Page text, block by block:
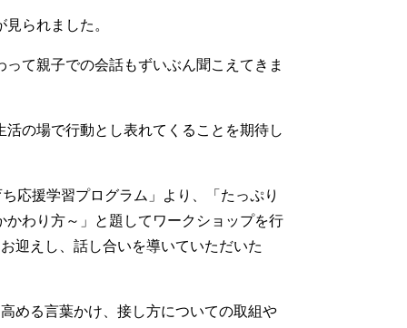
られました。
て親子での会話もずいぶん聞こえてきま
の場で行動とし表れてくることを期待し
応援学習プログラム」より、「たっぷり
わり方～」と題してワークショップを行
迎えし、話し合いを導いていただいた
める言葉かけ、接し方についての取組や